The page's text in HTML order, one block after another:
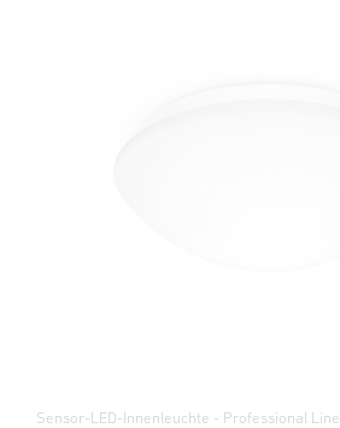
Sensor-LED-Innenleuchte - Professional Line